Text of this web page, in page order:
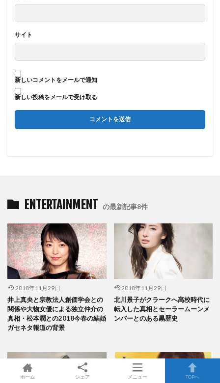
サイト
新しいコメントをメールで通知
新しい投稿をメールで受け取る
ENTERTAINMENT の最新記事8件
2018年11月29日
井上真央と宗教法人創価学会との
関係や大物女優による独立仲介の
真相・松本潤との2018今春の結婚
ガセネタ報道の背景
2018年11月29日
北川景子がクラークへ高校時代に
転入した真相とセーラームーンメ
ンバーとのある黒歴史
ホーム シェア メニュー TOPへ